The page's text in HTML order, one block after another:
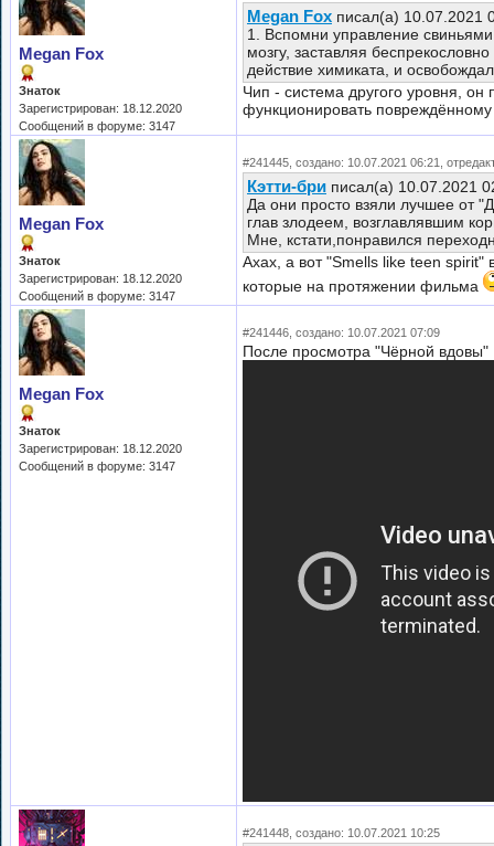
Megan Fox
Знаток
Зарегистрирован: 18.12.2020
Сообщений в форуме: 3147
Megan Fox писал(а) 10.07.2021
1. Вспомни управление
мозгу, заставляя
действие химиката, и
Чип - система другого уровня,
функционировать
Megan Fox
Знаток
Зарегистрирован: 18.12.2020
Сообщений в форуме: 3147
#241445, создано: 10.07.2021 06:21,
Кэтти-бри писал(а) 10.07.2021
Да они просто взяли лучшее от
глав злодеем, возглавлявшим
Мне, кстати,понравился
Ахах, а вот "Smells like teen spirit"
которые на протяжении фильма
Megan Fox
Знаток
Зарегистрирован: 18.12.2020
Сообщений в форуме: 3147
#241446, создано: 10.07.2021 07:09
После просмотра "Чёрной вдовы"
#241448, создано: 10.07.2021 10:25